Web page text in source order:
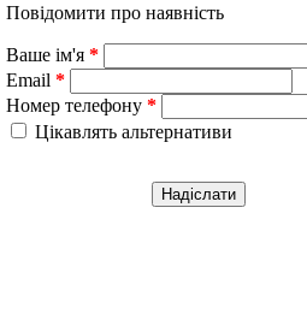
Повідомити про наявність
Ваше ім'я
Email
Номер телефону
Цікавлять альтернативи
Надіслати